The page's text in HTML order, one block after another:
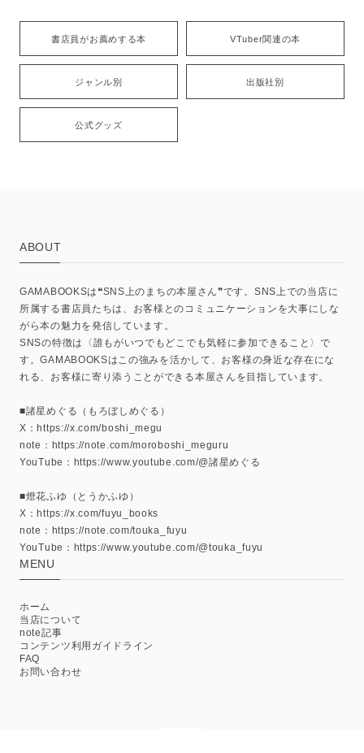
書店員がお薦めする本 VTuber関連の本
ジャンル別 出版社別
公式グッズ
ABOUT
GAMABOOKSは❝SNS上のまちの本屋さん❞です。SNS上での当店に
所属する書店員たちは、お客様とのコミュニケーションを大事にしな
がら本の魅力を発信しています。
SNSの特徴は〈誰もがいつでもどこでも気軽に参加できること〉で
す。GAMABOOKSはこの強みを活かして、お客様の身近な存在にな
れる、お客様に寄り添うことができる本屋さんを目指しています。
■諸星めぐる（もろぼしめぐる）
X：https://x.com/boshi_megu
note：https://note.com/moroboshi_meguru
YouTube：https://www.youtube.com/@諸星めぐる
■燈花ふゆ（とうかふゆ）
X：https://x.com/fuyu_books
note：https://note.com/touka_fuyu
YouTube：https://www.youtube.com/@touka_fuyu
MENU
ホーム
当店について
note記事
コンテンツ利用ガイドライン
FAQ
お問い合わせ